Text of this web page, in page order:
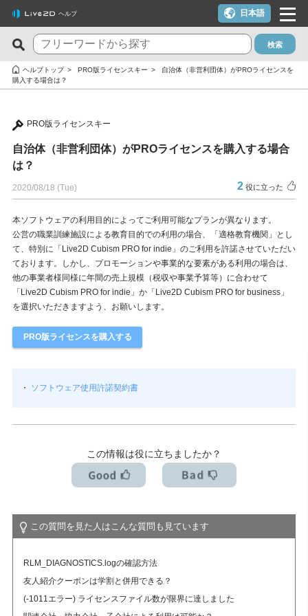
ヘルプ
新着のFAQ
Cubism Editor でファイルの保存に失敗する
タイムラインの最終フレームが出力されません
は他のバージョンでも開けますか？
Cubism Editorが快適に動作するPCスペックの指標が知りたい
AIが使われたコンテンツでCubism EditorやCubism SDK、サン
プルモデルを使いたいのですが、問題ありますか？
RLM_DIAGNOSTICS.logの確認方法
役に立った質問TOP10
macOS 10.15 Catalina以降でインストールしようとすると警告
YouTubeやTwitchでの配信に使いたいが可能か？
トライアル版を利用しないでFREE版を利用したい
決済エラーのメールが届いた（クレジットカード）
解約したい（更新停止にしたい）
ライセンスを解除したい / 新しいPCに移行したい
アカデミック版ライセンスとは？（学割制度）
検索
ヘルプトップ PRO版ライセンスキー
自治体（非営利団体）がPROライセンスを
購入する場合は？
PRO版ライセンスキー
自治体（非営利団体）がPROライセンスを購入する場合
は？
2020/08/18 (Tue) 2 役に立った
本ソフトウェアの利用目的によってご利用可能なプランが異なります。
公営の職業訓練施設による教育目的での利用の場合、「適格教育機関」とし
て、特別に「Live2D Cubism PRO for indie」のご利用を許諾させていただい
ております。しかし、プロモーションや事業的な要素がある利用の場合は、
他の事業者様同様に年間の売上規模（税収や事業予算等）に合わせて
「Live2D Cubism PRO for indie」か「Live2D Cubism PRO for business」
を選択いただきますよう、お願いします。
PRO版ライセンスを購入する
・ ソフトウェア使用許諾契約書
この情報は役に立ちましたか？
この質問を見た人はこんな質問も見ています
RLM_DIAGNOSTICS.logの確認方法
友人紹介クーポンは学割と併用できる？
(-1011エラー) ライセンスファイル数が限界に達しました
日本語